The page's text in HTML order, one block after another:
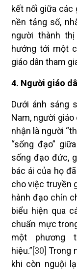
kết nối giữa các
nền tảng số,
người thành
hướng tới một
giáo dân tham
4. Người giáo
Dưới ánh sáng
Nam, người
nhận là người
“sống đạo”
sống đạo đức,
bác ái của họ
cho việc truyền
hành đạo chín
biểu hiện qua
chuẩn mực
một phương
hiệu.”[30] Trong
khi còn nguội